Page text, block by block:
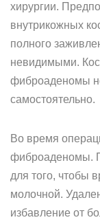
хирургии.
внутрикожных
полного
невидимыми.
фиброаденомы
самостоятельно.
Во время
фиброаденомы.
для того, чтобы
молочной.
избавление от